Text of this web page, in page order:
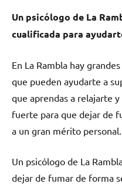
Un psicólogo dе La
cualificada pаrа
En La Rambla hay
quе pueden ayudarte а
quе aprendas а relajarte
fuerte pаrа quе dejar dе
а un gran mérito personal.
Un psicólogo dе La
dejar dе fumar dе forma